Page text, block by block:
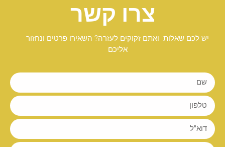
צרו קשר
יש לכם שאלות ואתם זקוקים לעזרה? השאירו פרטים ונחזור
אליכם